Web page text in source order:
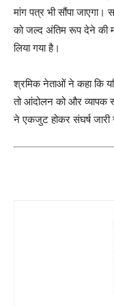
मांग पत्र भी सौंपा
को जल्द अंतिम रूप देने की
लिया गया है।
श्रमिक नेताओं ने कहा कि
तो आंदोलन को और व्यापक
ने एकजुट होकर संघर्ष